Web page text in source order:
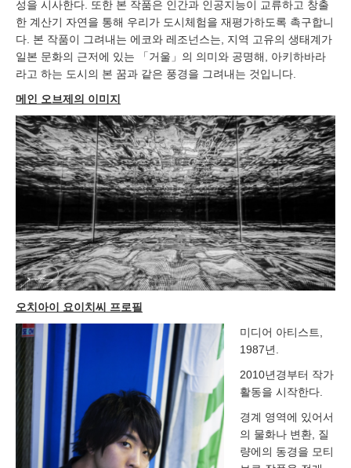
성을 시사한다. 또한 본 작품은 인간과 인공지능이 교류하고 창출
한 계산기 자연을 통해 우리가 도시체험을 재평가하도록 촉구합니
다. 본 작품이 그려내는 에코와 레조넌스는, 지역 고유의 생태계가
일본 문화의 근저에 있는 「거울」의 의미와 공명해, 아키하바라
라고 하는 도시의 본 꿈과 같은 풍경을 그려내는 것입니다.
메인 오브제의 이미지
오치아이 요이치씨 프로필
미디어 아티스트,
1987년.
2010년경부터 작가
활동을 시작한다.
경계 영역에 있어서
의 물화나 변환, 질
량에의 동경을 모티